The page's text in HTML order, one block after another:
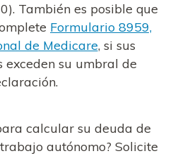
También es posible que
Formulario 8959,
de Medicare, si sus
exceden su umbral de
calcular su deuda de
autónomo? Solicite